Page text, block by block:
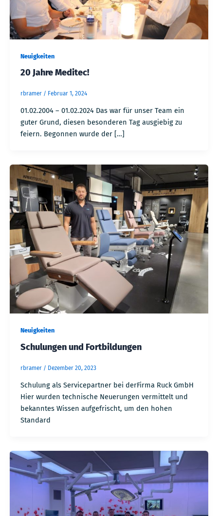
Neuigkeiten
20 Jahre Meditec!
rbramer / Februar 1, 2024
01.02.2004 – 01.02.2024 Das war für unser Team ein
guter Grund, diesen besonderen Tag ausgiebig zu
feiern. Begonnen wurde der […]
Neuigkeiten
Schulungen und Fortbildungen
rbramer / Dezember 20, 2023
Schulung als Servicepartner bei derFirma Ruck GmbH
Hier wurden technische Neuerungen vermittelt und
bekanntes Wissen aufgefrischt, um den hohen
Standard